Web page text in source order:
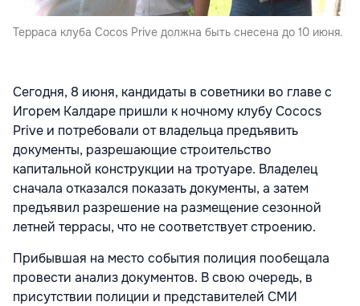
Терраса клуба Cocos Prive должна быть снесена до 10 июня.
Сегодня, 8 июня, кандидаты в советники во главе с
Игорем Калдаре пришли к ночному клубу Cococs
Prive и потребовали от владельца предъявить
документы, разрешающие строительство
капитальной конструкции на тротуаре. Владелец
сначала отказался показать документы, а затем
предъявил разрешение на размещение сезонной
летней террасы, что не соответствует строению.
Прибывшая на место события полиция пообещала
провести анализ документов. В свою очередь, в
присутствии полиции и представителей СМИ